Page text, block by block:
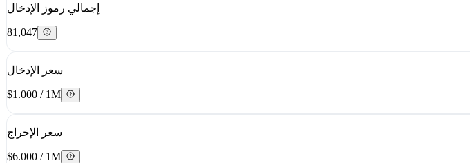
إجمالي رموز الإدخال
81,047
سعر الإدخال
$1.000 / 1M
سعر الإخراج
$6.000 / 1M